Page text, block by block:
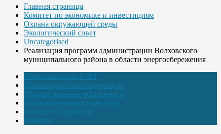
Главная страница
Комитет по экономике и инвестициям
Охрана окружающей среды
Экологический совет
Uncategorised
Реализация программ администрации Волховского
муниципального района в области энергосбережения
Информация по 8-ФЗ
Противодействие коррупции
Муниципальные образования
Нормативно-правовые акты
Интернет-приёмная
Выборы